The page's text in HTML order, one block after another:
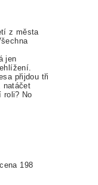
z města
jen
přijdou tři
natáčet
roli? No
198